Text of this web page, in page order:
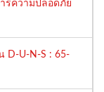
ารความปลอดภัย
D-U-N-S : 65-